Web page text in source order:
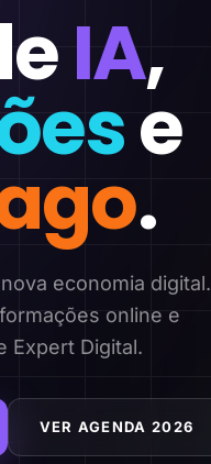
IA,
e
.
economia digital.
online e
Expert Digital.
VER AGENDA 2026